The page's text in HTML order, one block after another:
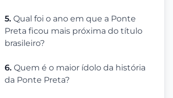
5. Qual foi o ano em que a Ponte
Preta ficou mais próxima do título
brasileiro?
6. Quem é o maior ídolo da história
da Ponte Preta?